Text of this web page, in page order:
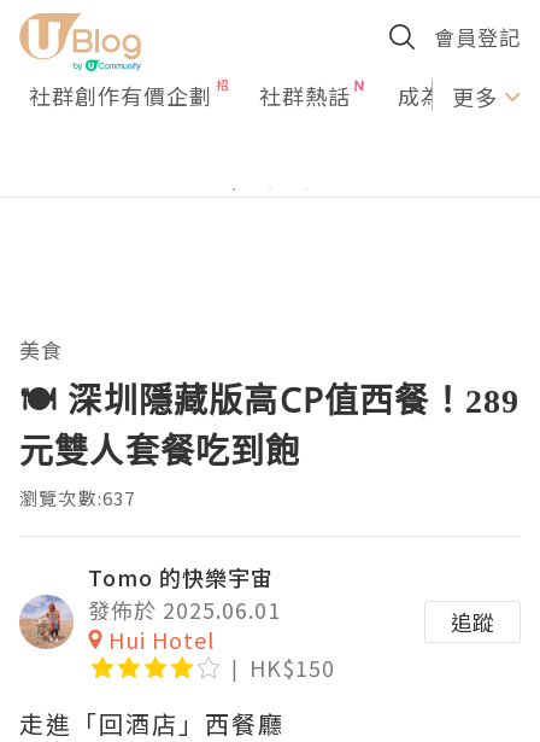
會員登記
社群創作有價企劃 社群熱話 成為U更多
美食
🍽️ 深圳隱藏版高CP值西餐！289
元雙人套餐吃到飽
瀏覽次數:637
Tomo 的快樂宇宙
發佈於 2025.06.01
Hui Hotel
HK$150
追蹤
走進「回酒店」西餐廳